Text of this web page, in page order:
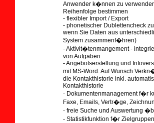
Anwender k�nnen zu
Reihenfolge bestimmen
- flexibler Import / Export
- phonetischer Dublettencheck
wenn Sie Daten aus
System zusammenf�hren)
- Aktivit�tenmangement -
von Aufgaben
- Angebotserstellung und
mit MS-Word. Auf Wunsch
die Kontakthistorie inkl.
Kontakthistorie
- Dokumentenmanagement f�r
Faxe, Emails, Vertr�ge,
- freie Suche und Auswertung
- Statistikfunktion f�r